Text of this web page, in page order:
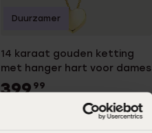
14 karaat gouden ketting
met hanger hart voor dames
399 99
Duurzamer